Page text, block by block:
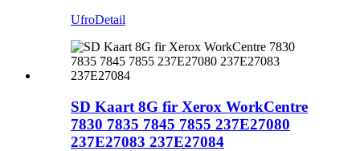
UfroDetail
SD Kaart 8G fir Xerox WorkCentre
7830 7835 7845 7855 237E27080
237E27083 237E27084